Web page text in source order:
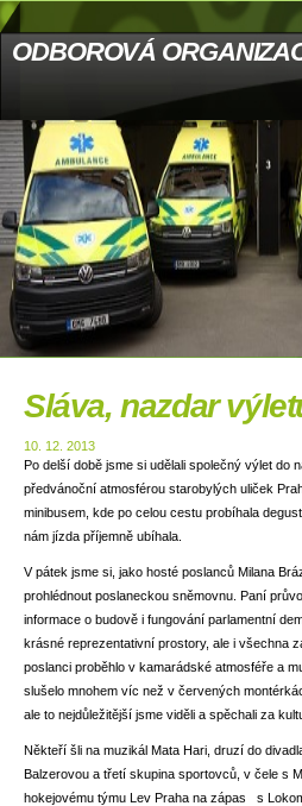
ODBOROVÁ
Sláva, nazdar
10. 12. 2013
Po delší době jsme si udělali společný výlet do
předvánoční atmosférou starobylých uliček
minibusem, kde po celou cestu probíhala
nám jízda příjemně ubíhala.
V pátek jsme si, jako hosté poslanců Milana
prohlédnout poslaneckou sněmovnu. Paní
informace o budově i fungování parlamentní
krásné reprezentativní prostory, ale i všechna
poslanci proběhlo v kamarádské atmosféře a
slušelo mnohem víc než v červených
ale to nejdůležitější jsme viděli a spěchali za
Někteří šli na muzikál Mata Hari, druzí do
Balzerovou a třetí skupina sportovců, v čele s
hokejovému týmu Lev Praha na zápas s